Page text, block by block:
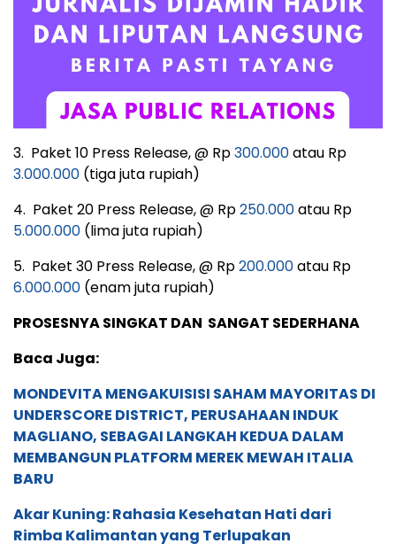
3. Paket 10 Press Release, @ Rp300.000atau Rp
3.000.000 (tiga juta rupiah)
4. Paket 20 Press Release, @ Rp250.000atau Rp
5.000.000 (lima juta rupiah)
5. Paket 30 Press Release, @ Rp200.000atau Rp
6.000.000 (enam juta rupiah)
PROSESNYA SINGKAT DAN SANGAT SEDERHANA
Baca Juga:
MONDEVITA MENGAKUISISI SAHAM MAYORITAS DI
UNDERSCORE DISTRICT, PERUSAHAAN INDUK
MAGLIANO, SEBAGAI LANGKAH KEDUA DALAM
MEMBANGUN PLATFORM MEREK MEWAH ITALIA
BARU
Akar Kuning: Rahasia Kesehatan Hati dari
Rimba Kalimantan yang Terlupakan